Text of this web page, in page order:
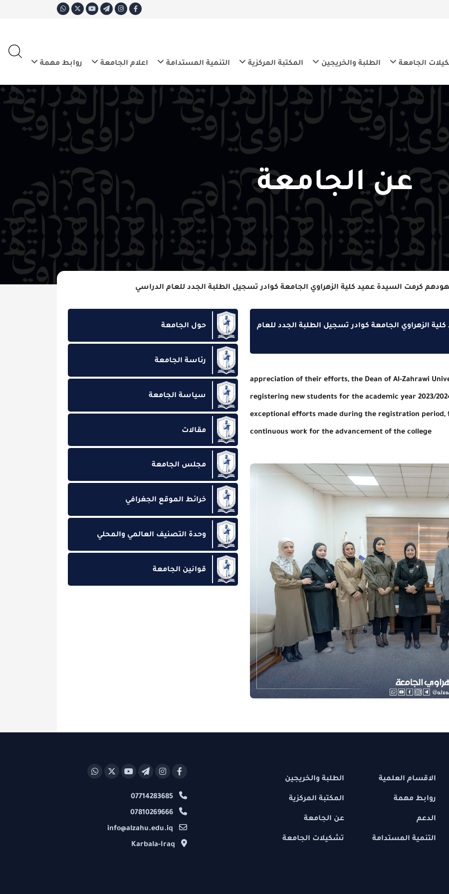
الطلبة والخريجين المكتبة المركزية التنمية المستدامة اعلام الجامعة روابط مهمة
E
عن الجامعة
السيدة عميد كلية الزهراوي الجامعة كوادر تسجيل الطلبة الجدد للعام الدراسي
الجامعة كوادر تسجيل الطلبة الجدد للعام
appreciation of their efforts, the Dean of Al-
registering new students for the academic
exceptional efforts made during the
continuous work for the advancement of the
حول الجامعة
رئاسة الجامعة
سياسة الجامعة
مقالات
مجلس الجامعة
خرائط الموقع الجغرافي
وحدة التصنيف العالمي والمحلي
قوانين الجامعة
العلمية
مهمة
المستدامة
الطلبة والخريجين
المكتبة المركزية
عن الجامعة
تشكيلات الجامعة
07714283685
07810269666
info@alzahu.edu.iq
Karbala-Iraq